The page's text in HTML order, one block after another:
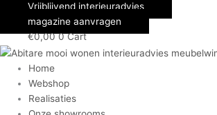
Vrijblijvend interieuradvies
magazine aanvragen
€0,00 0 Cart
Home
Webshop
Realisaties